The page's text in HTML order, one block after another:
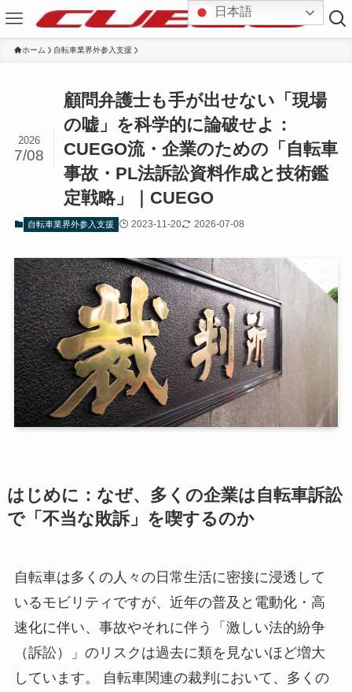
ホーム 自転車業界外参入支援
顧問弁護士も手が出せない「現場
の嘘」を科学的に論破せよ：
CUEGO流・企業のための「自転車
事故・PL法訴訟資料作成と技術鑑
定戦略」｜CUEGO
2026
7/08
自転車業界外参入支援 2023-11-20 2026-07-08
はじめに：なぜ、多くの企業は自転車訴訟
で「不当な敗訴」を喫するのか
自転車は多くの人々の日常生活に密接に浸透して
いるモビリティですが、近年の普及と電動化・高
速化に伴い、事故やそれに伴う「激しい法的紛争
（訴訟）」のリスクは過去に類を見ないほど増大
しています。 自転車関連の裁判において、多くの
日本語